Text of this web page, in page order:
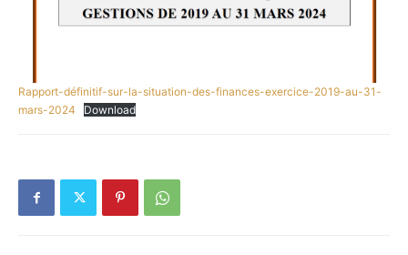
Rapport-définitif-sur-la-situation-des-finances-exercice-2019-au-31-
mars-2024
Download